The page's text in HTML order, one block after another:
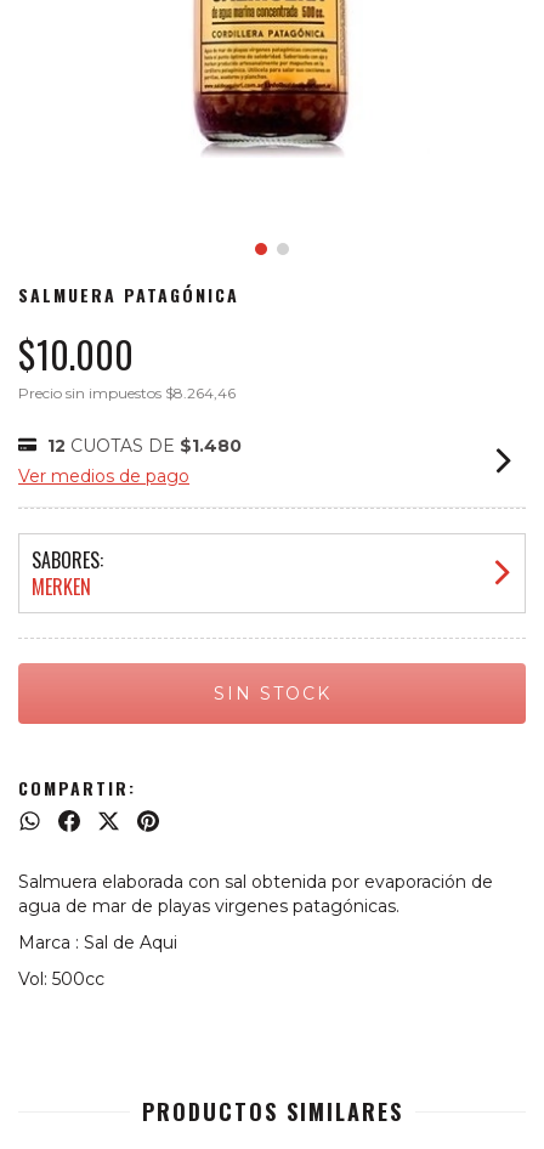
SALMUERA PATAGÓNICA
$10.000
Precio sin impuestos $8.264,46
12 CUOTAS DE $1.480
Ver medios de pago
SABORES:
MERKEN
COMPARTIR:
Salmuera elaborada con sal obtenida por evaporación de
agua de mar de playas virgenes patagónicas.
Marca : Sal de Aqui
Vol: 500cc
PRODUCTOS SIMILARES